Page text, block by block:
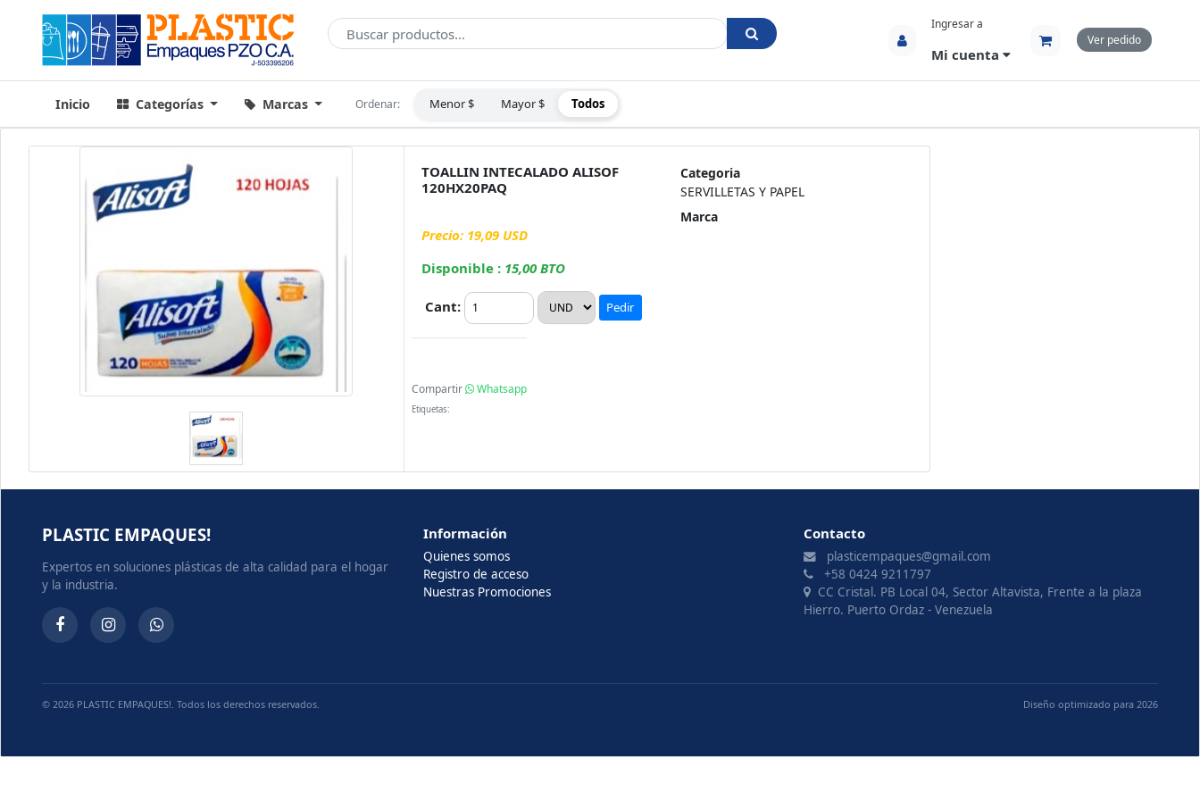
Ingresar a
Mi cuenta
Ver pedido
Inicio Categorías Marcas Ordenar: Menor $ Mayor $ Todos
TOALLIN INTECALADO ALISOF
120HX20PAQ
Precio: 19,09 USD
Disponible : 15,00 BTO
Cant: Pedir
Categoria
SERVILLETAS Y PAPEL
Marca
Compartir Whatsapp
Etiquetas:
PLASTIC EMPAQUES!
Expertos en soluciones plásticas de alta calidad para el hogar
y la industria.
Información
Quienes somos
Registro de acceso
Nuestras Promociones
Contacto
plasticempaques@gmail.com
+58 0424 9211797
CC Cristal. PB Local 04, Sector Altavista, Frente a la plaza
Hierro. Puerto Ordaz - Venezuela
© 2026 PLASTIC EMPAQUES!. Todos los derechos reservados. Diseño optimizado para 2026